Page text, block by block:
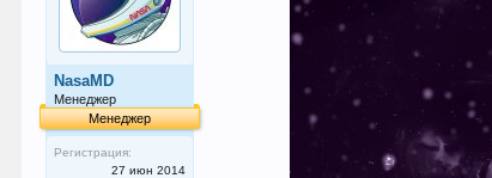
NasaMD
Менеджер
Менеджер
Регистрация:
27 июн 2014